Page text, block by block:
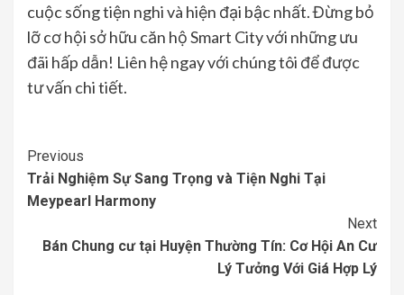
cuộc sống tiện nghi và hiện đại bậc nhất. Đừng bỏ
lỡ cơ hội sở hữu căn hộ Smart City với những ưu
đãi hấp dẫn! Liên hệ ngay với chúng tôi để được
tư vấn chi tiết.
Continue
Reading
Previous
Trải Nghiệm Sự Sang Trọng và Tiện Nghi Tại
Meypearl Harmony
Next
Bán Chung cư tại Huyện Thường Tín: Cơ Hội An Cư
Lý Tưởng Với Giá Hợp Lý